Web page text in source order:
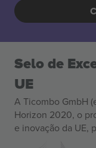
Selo de
UE
A Ticombo GmbH
Horizon 2020, o
e inovação da UE,